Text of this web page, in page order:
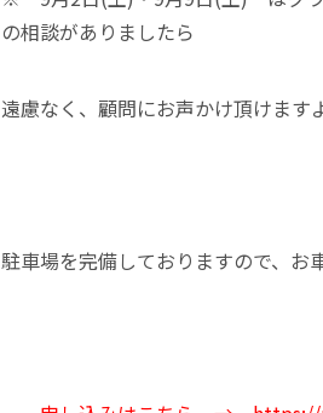
の相談がありましたら
遠慮なく、顧問にお声かけ頂けます
駐車場を完備しておりますので、お